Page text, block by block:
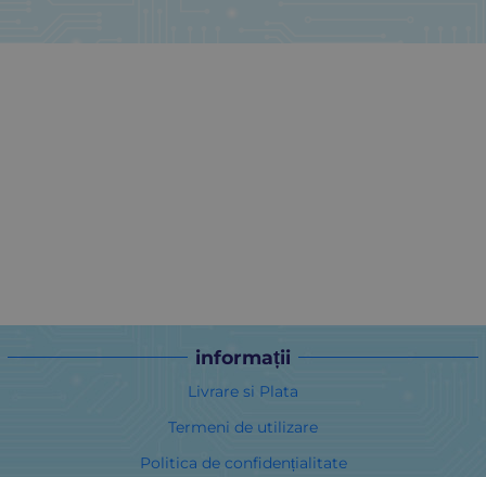
informații
Livrare si Plata
Termeni de utilizare
Politica de confidențialitate